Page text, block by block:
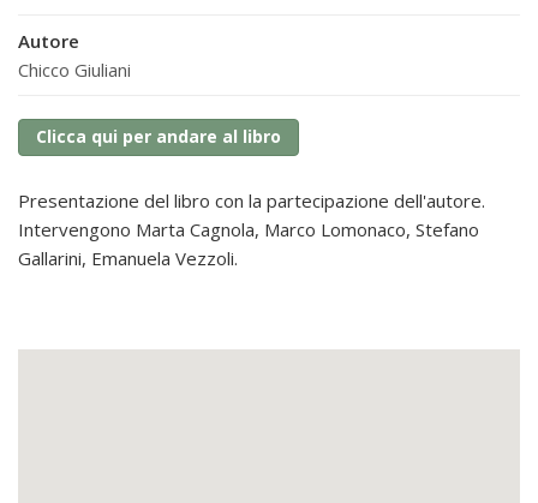
Autore
Chicco Giuliani
Clicca qui per andare al libro
Presentazione del libro con la partecipazione dell'autore.
Intervengono Marta Cagnola, Marco Lomonaco, Stefano
Gallarini, Emanuela Vezzoli.